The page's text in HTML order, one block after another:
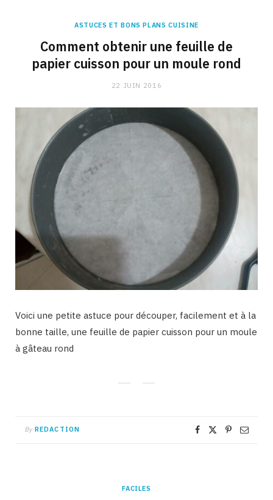
ASTUCES ET BONS PLANS CUISINE
Comment obtenir une feuille de
papier cuisson pour un moule rond
22 JUIN 2016
Voici une petite astuce pour découper, facilement et à la
bonne taille, une feuille de papier cuisson pour un moule
à gâteau rond
By REDACTION
FACILES